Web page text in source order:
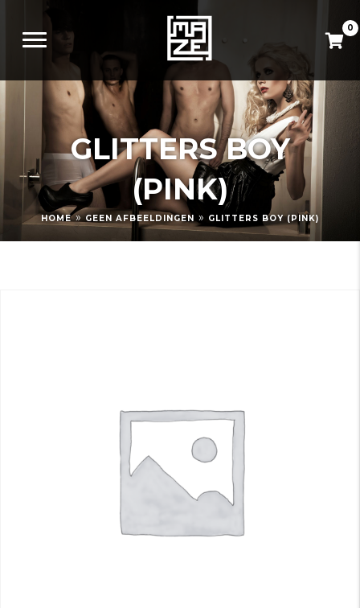
0
GLITTERS BOY
(PINK)
HOME » GEEN AFBEELDINGEN » GLITTERS BOY (PINK)